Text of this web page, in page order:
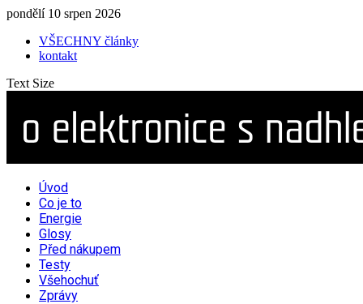
pondělí 10 srpen 2026
VŠECHNY články
kontakt
Text Size
Úvod
Co je to
Energie
Glosy
Před nákupem
Testy
Všehochuť
Zprávy